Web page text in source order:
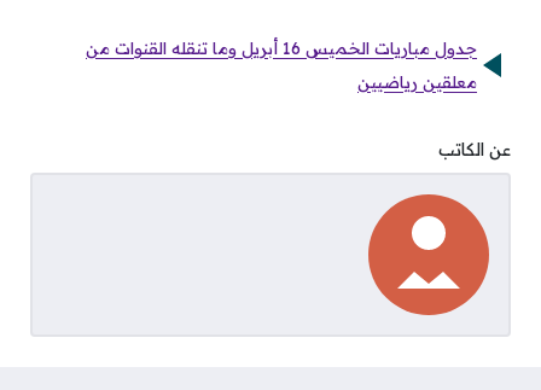
جدول مباريات الخميس 16 أبريل وما تنقله القنوات من
معلقين رياضيين
عن الكاتب